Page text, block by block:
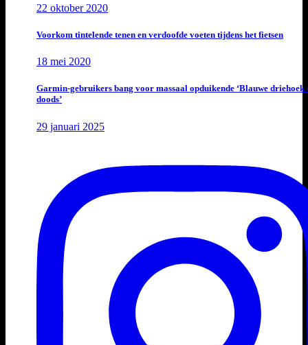
22 oktober 2020
Voorkom tintelende tenen en verdoofde voeten tijdens het fietsen
18 mei 2020
Garmin-gebruikers bang voor massaal opduikende ‘Blauwe driehoek
doods’
29 januari 2025